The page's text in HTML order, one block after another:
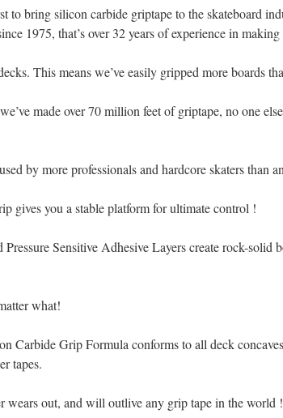
to bring silicon carbide griptape to the skateboard
1975, that’s over 32 years of experience in
This means we’ve easily gripped more boards
made over 70 million feet of griptape, no one
by more professionals and hardcore skaters than
gives you a stable platform for ultimate control !
Sensitive Adhesive Layers create rock-solid
what!
Carbide Grip Formula conforms to all deck
tapes.
wears out, and will outlive any grip tape in the world !